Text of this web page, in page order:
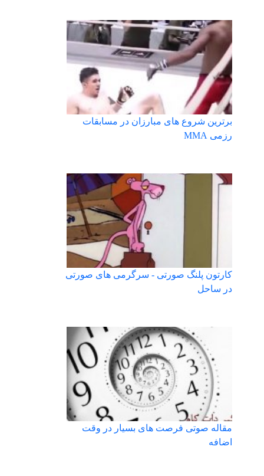
برترین شروع های مبارزان در مسابقات
رزمی MMA
کارتون پلنگ صورتی - سرگرمی های صورتی
در ساحل
مقاله صوتی فرصت های بسیار در وقت
اضافه